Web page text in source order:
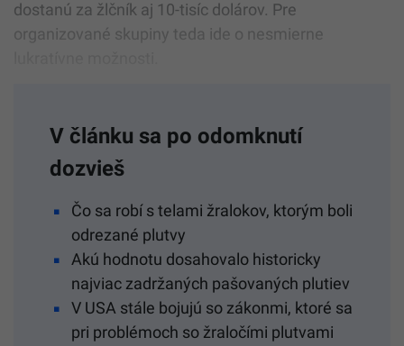
dostanú za žlčník aj 10-tisíc dolárov. Pre
organizované skupiny teda ide o nesmierne
V článku sa po odomknutí
dozvieš
Čo sa robí s telami žralokov, ktorým boli
odrezané plutvy
Akú hodnotu dosahovalo historicky
najviac zadržaných pašovaných plutiev
V USA stále bojujú so zákonmi, ktoré sa
pri problémoch so žraločími plutvami